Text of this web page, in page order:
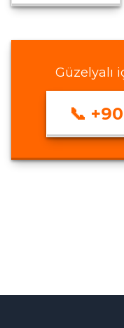
Güzelyalı
📞